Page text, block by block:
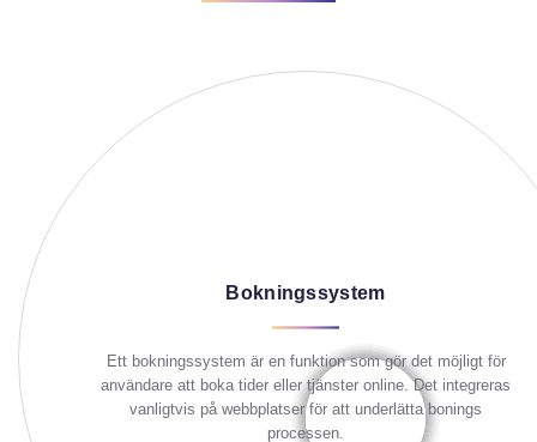
Bokningssystem
Ett bokningssystem är en funktion som gör det möjligt för
användare att boka tider eller tjänster online. Det integreras
vanligtvis på webbplatser för att underlätta bonings
processen.